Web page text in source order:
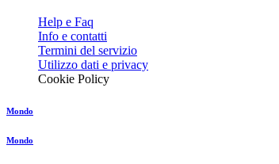
Help e Faq
Info e contatti
Termini del servizio
Utilizzo dati e privacy
Cookie Policy
Mondo
Mondo